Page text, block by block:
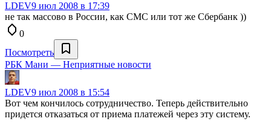
LDEV9 июл 2008 в 17:39
не так массово в России, как СМС или тот же Сбербанк ))
0
Посмотреть
РБК Мани — Неприятные новости
LDEV9 июл 2008 в 15:54
Вот чем кончилось сотрудничество. Теперь действительно
придется отказаться от приема платежей через эту систему.